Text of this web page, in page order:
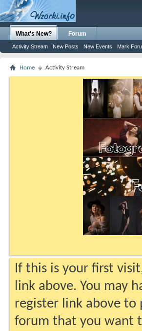
What's New?
Activity Stream New Posts New Events Mark
Forum
Home Activity Stream
If this is your first
link above. You may
register link above to
forum that you want